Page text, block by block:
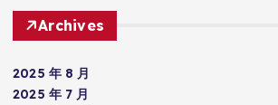
Archives
2025 年 8 月
2025 年 7 月